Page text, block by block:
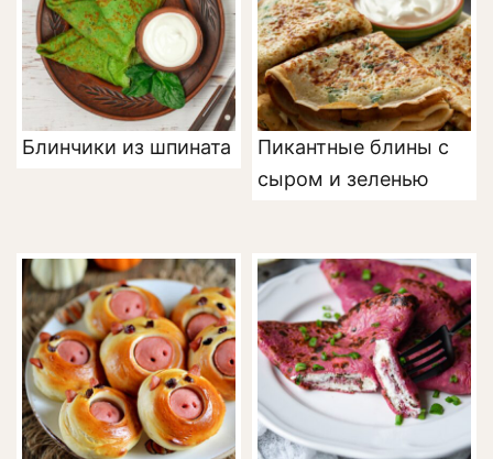
Блинчики из шпината
Пикантные блины с
сыром и зеленью